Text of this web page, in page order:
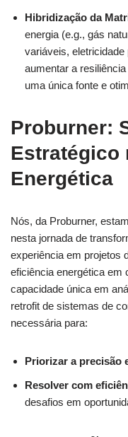
Hibridização da
energia (e.g., gás
variáveis,
aumentar a
uma única fonte e
Proburner:
Estratégico
Energética
Nós, da Proburner,
nesta jornada de
experiência em projetos
eficiência energética em
capacidade única em
retrofit de sistemas de
necessária para:
Priorizar a precisão
Resolver com
desafios em